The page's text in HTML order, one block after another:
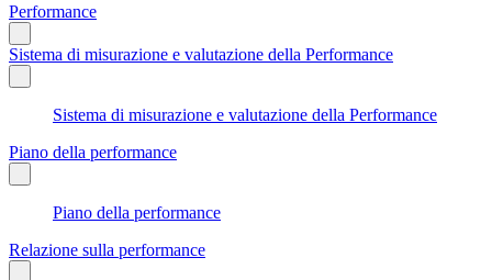
Performance
Sistema di misurazione e valutazione della Performance
Sistema di misurazione e valutazione della Performance
Piano della performance
Piano della performance
Relazione sulla performance